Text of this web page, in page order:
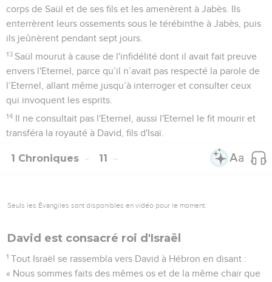
corps de Saül et de ses fils et les amenèrent à Jabès. Ils
enterrèrent leurs ossements sous le térébinthe à Jabès, puis
ils jeûnèrent pendant sept jours.
13 Saül mourut à cause de l'infidélité dont il avait fait preuve
envers l'Eternel, parce qu’il n’avait pas respecté la parole de
l’Eternel, allant même jusqu’à interroger et consulter ceux
qui invoquent les esprits.
14 Il ne consultait pas l'Eternel, aussi l'Eternel le fit mourir et
transféra la royauté à David, fils d'Isaï.
1 Chroniques 11
Seuls les Évangiles sont disponibles en vidéo pour le moment.
David est consacré roi d'Israël
1 Tout Israël se rassembla vers David à Hébron en disant :
« Nous sommes faits des mêmes os et de la même chair que